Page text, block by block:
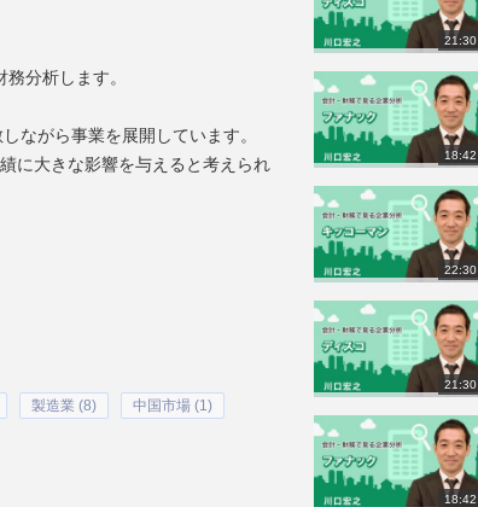
分析します。
ながら事業を展開しています。
に大きな影響を与えると考えられ
製造業 (8) 中国市場 (1)
21:30
18:42
22:30
21:30
18:42